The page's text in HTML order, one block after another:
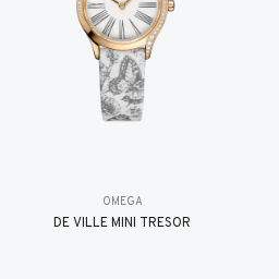
OMEGA
DE VILLE MINI TRÉSOR